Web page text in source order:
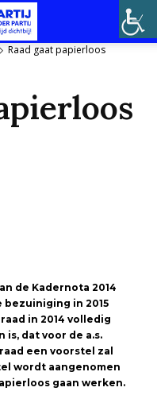
Raad gaat papierloos
de Kadernota 2014
in 2015
in 2014 volledig
is, dat voor de a.s.
een voorstel zal
wordt aangenomen
gaan werken.